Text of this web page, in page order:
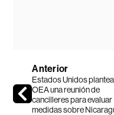
Anterior
Estados Unidos plantea
OEA una reunión de
cancilleres para evaluar
medidas sobre